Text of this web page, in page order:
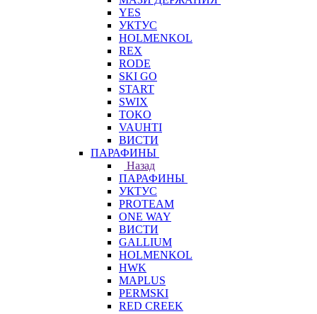
YES
УКТУС
HOLMENKOL
REX
RODE
SKI GO
START
SWIX
TOKO
VAUHTI
ВИСТИ
ПАРАФИНЫ
Назад
ПАРАФИНЫ
УКТУС
PROTEAM
ONE WAY
ВИСТИ
GALLIUM
HOLMENKOL
HWK
MAPLUS
PERMSKI
RED CREEK